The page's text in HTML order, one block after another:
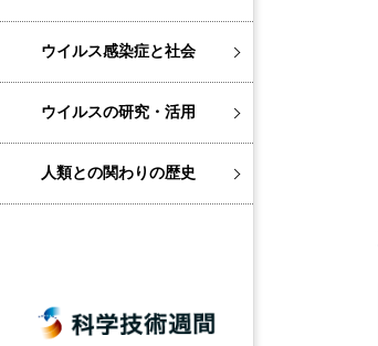
ウイルス感染症と社会
ウイルスの研究・活用
人類との関わりの歴史